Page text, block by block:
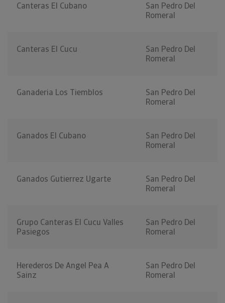
Canteras El Cubano
San Pedro Del
Romeral
Canteras El Cucu
San Pedro Del
Romeral
Ganaderia Los Tiemblos
San Pedro Del
Romeral
Ganados El Cubano
San Pedro Del
Romeral
Ganados Gutierrez Ugarte
San Pedro Del
Romeral
Grupo Canteras El Cucu Valles
Pasiegos
San Pedro Del
Romeral
Herederos De Angel Pea A
Sainz
San Pedro Del
Romeral